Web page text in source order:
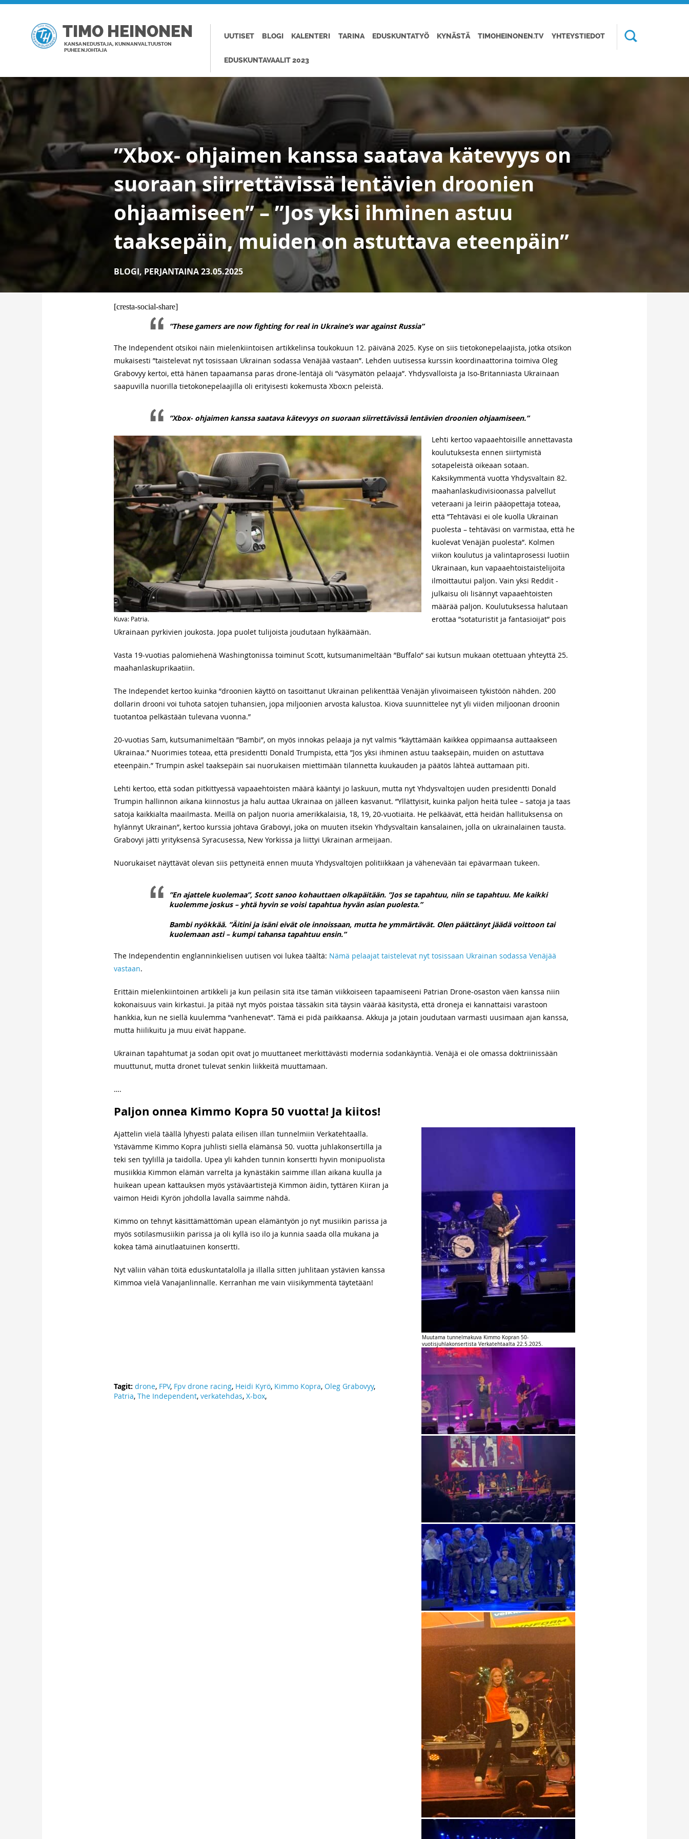
TIMO HEINONEN
KANSANEDUSTAJA, KUNNANVALTUUSTON
PUHEENJOHTAJA
UUTISET BLOGI KALENTERI TARINA EDUSKUNTATYÖ KYNÄSTÄ TIMOHEINONEN.TV YHTEYSTIEDOT
EDUSKUNTAVAALIT 2023
”Xbox- ohjaimen kanssa saatava kätevyys on
suoraan siirrettävissä lentävien droonien
ohjaamiseen” – ”Jos yksi ihminen astuu
taaksepäin, muiden on astuttava eteenpäin”
BLOGI, PERJANTAINA 23.05.2025
[cresta-social-share]
”These gamers are now fighting for real in Ukraine’s war against Russia”
The Independent otsikoi näin mielenkiintoisen artikkelinsa toukokuun 12. päivänä 2025. Kyse on siis tietokonepelaajista, jotka otsikon
mukaisesti ”taistelevat nyt tosissaan Ukrainan sodassa Venäjää vastaan”. Lehden uutisessa kurssin koordinaattorina toimiva Oleg
Grabovyy kertoi, että hänen tapaamansa paras drone-lentäjä oli ”väsymätön pelaaja”. Yhdysvalloista ja Iso-Britanniasta Ukrainaan
saapuvilla nuorilla tietokonepelaajilla oli erityisesti kokemusta Xbox:n peleistä.
”Xbox- ohjaimen kanssa saatava kätevyys on suoraan siirrettävissä lentävien droonien ohjaamiseen.”
Kuva: Patria.
Lehti kertoo vapaaehtoisille annettavasta
koulutuksesta ennen siirtymistä
sotapeleistä oikeaan sotaan.
Kaksikymmentä vuotta Yhdysvaltain 82.
maahanlaskudivisioonassa palvellut
veteraani ja leirin pääopettaja toteaa,
että ”Tehtäväsi ei ole kuolla Ukrainan
puolesta – tehtäväsi on varmistaa, että he
kuolevat Venäjän puolesta”. Kolmen
viikon koulutus ja valintaprosessi luotiin
Ukrainaan, kun vapaaehtoistaistelijoita
ilmoittautui paljon. Vain yksi Reddit -
julkaisu oli lisännyt vapaaehtoisten
määrää paljon. Koulutuksessa halutaan
erottaa ”sotaturistit ja fantasioijat” pois
Ukrainaan pyrkivien joukosta. Jopa puolet tulijoista joudutaan hylkäämään.
Vasta 19-vuotias palomiehenä Washingtonissa toiminut Scott, kutsumanimeltään ”Buffalo” sai kutsun mukaan otettuaan yhteyttä 25.
maahanlaskuprikaatiin.
The Independet kertoo kuinka ”droonien käyttö on tasoittanut Ukrainan pelikenttää Venäjän ylivoimaiseen tykistöön nähden. 200
dollarin drooni voi tuhota satojen tuhansien, jopa miljoonien arvosta kalustoa. Kiova suunnittelee nyt yli viiden miljoonan droonin
tuotantoa pelkästään tulevana vuonna.”
20-vuotias Sam, kutsumanimeltään ”Bambi”, on myös innokas pelaaja ja nyt valmis ”käyttämään kaikkea oppimaansa auttaakseen
Ukrainaa.” Nuorimies toteaa, että presidentti Donald Trumpista, että ”Jos yksi ihminen astuu taaksepäin, muiden on astuttava
eteenpäin.” Trumpin askel taaksepäin sai nuorukaisen miettimään tilannetta kuukauden ja päätös lähteä auttamaan piti.
Lehti kertoo, että sodan pitkittyessä vapaaehtoisten määrä kääntyi jo laskuun, mutta nyt Yhdysvaltojen uuden presidentti Donald
Trumpin hallinnon aikana kiinnostus ja halu auttaa Ukrainaa on jälleen kasvanut. ”Yllättyisit, kuinka paljon heitä tulee – satoja ja taas
satoja kaikkialta maailmasta. Meillä on paljon nuoria amerikkalaisia, 18, 19, 20-vuotiaita. He pelkäävät, että heidän hallituksensa on
hylännyt Ukrainan”, kertoo kurssia johtava Grabovyi, joka on muuten itsekin Yhdysvaltain kansalainen, jolla on ukrainalainen tausta.
Grabovyi jätti yrityksensä Syracusessa, New Yorkissa ja liittyi Ukrainan armeijaan.
Nuorukaiset näyttävät olevan siis pettyneitä ennen muuta Yhdysvaltojen politiikkaan ja vähenevään tai epävarmaan tukeen.
”En ajattele kuolemaa”, Scott sanoo kohauttaen olkapäitään. ”Jos se tapahtuu, niin se tapahtuu. Me kaikki
kuolemme joskus – yhtä hyvin se voisi tapahtua hyvän asian puolesta.”
Bambi nyökkää. ”Äitini ja isäni eivät ole innoissaan, mutta he ymmärtävät. Olen päättänyt jäädä voittoon tai
kuolemaan asti – kumpi tahansa tapahtuu ensin.”
The Independentin englanninkielisen uutisen voi lukea täältä: Nämä pelaajat taistelevat nyt tosissaan Ukrainan sodassa Venäjää
vastaan.
Erittäin mielenkiintoinen artikkeli ja kun peilasin sitä itse tämän viikkoiseen tapaamiseeni Patrian Drone-osaston väen kanssa niin
kokonaisuus vain kirkastui. Ja pitää nyt myös poistaa tässäkin sitä täysin väärää käsitystä, että droneja ei kannattaisi varastoon
hankkia, kun ne siellä kuulemma ”vanhenevat”. Tämä ei pidä paikkaansa. Akkuja ja jotain joudutaan varmasti uusimaan ajan kanssa,
mutta hiilikuitu ja muu eivät happane.
Ukrainan tapahtumat ja sodan opit ovat jo muuttaneet merkittävästi modernia sodankäyntiä. Venäjä ei ole omassa doktriinissään
muuttunut, mutta dronet tulevat senkin liikkeitä muuttamaan.
….
Paljon onnea Kimmo Kopra 50 vuotta! Ja kiitos!
Muutama tunnelmakuva Kimmo Kopran 50-
vuotisjuhlakonsertista Verkatehtaalta 22.5.2025.
Ajattelin vielä täällä lyhyesti palata eilisen illan tunnelmiin Verkatehtaalla.
Ystävämme Kimmo Kopra juhlisti siellä elämänsä 50. vuotta juhlakonsertilla ja
teki sen tyylillä ja taidolla. Upea yli kahden tunnin konsertti hyvin monipuolista
musiikkia Kimmon elämän varrelta ja kynästäkin saimme illan aikana kuulla ja
huikean upean kattauksen myös ystäväartistejä Kimmon äidin, tyttären Kiiran ja
vaimon Heidi Kyrön johdolla lavalla saimme nähdä.
Kimmo on tehnyt käsittämättömän upean elämäntyön jo nyt musiikin parissa ja
myös sotilasmusiikin parissa ja oli kyllä iso ilo ja kunnia saada olla mukana ja
kokea tämä ainutlaatuinen konsertti.
Nyt väliin vähän töitä eduskuntatalolla ja illalla sitten juhlitaan ystävien kanssa
Kimmoa vielä Vanajanlinnalle. Kerranhan me vain viisikymmentä täytetään!
Tagit: drone, FPV, Fpv drone racing, Heidi Kyrö, Kimmo Kopra, Oleg Grabovyy,
Patria, The Independent, verkatehdas, X-box,